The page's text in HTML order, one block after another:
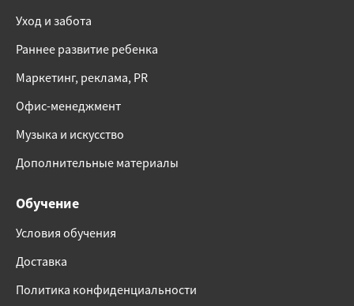
Уход и забота
Раннее развитие ребенка
Маркетинг, реклама, PR
Офис-менеджмент
Музыка и искусство
Дополнительные материалы
Обучение
Условия обучения
Доставка
Политика конфиденциальности